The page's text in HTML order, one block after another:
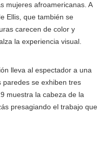
mujeres afroamericanas. A
Ellis, que también se
carecen de color y
la experiencia visual.
lleva al espectador a una
paredes se exhiben tres
muestra la cabeza de la
presagiando el trabajo que